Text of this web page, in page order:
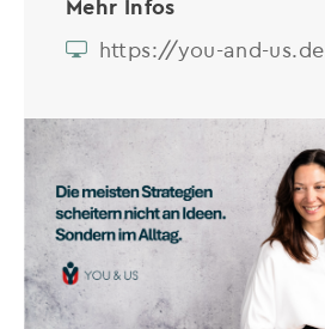
Mehr Infos
https://you-and-us.de